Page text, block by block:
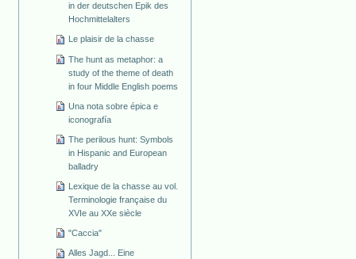
in der deutschen Epik des
Hochmittelalters
Le plaisir de la chasse
The hunt as metaphor: a
study of the theme of death
in four Middle English poems
Una nota sobre épica e
iconografía
The perilous hunt: Symbols
in Hispanic and European
balladry
Lexique de la chasse au vol.
Terminologie française du
XVIe au XXe siècle
"Caccia"
Alles Jagd... Eine